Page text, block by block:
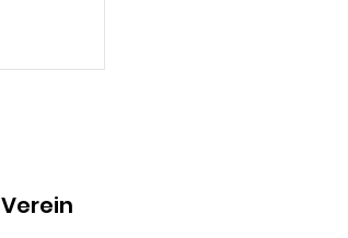
Verein